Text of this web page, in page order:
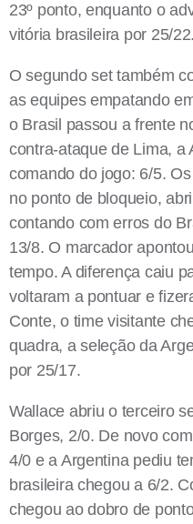
23º ponto, enquanto o
vitória brasileira por 25/22.
O segundo set também
as equipes empatando
o Brasil passou a frente
contra-ataque de Lima, a
comando do jogo: 6/5.
no ponto de bloqueio,
contando com erros do
13/8. O marcador
tempo. A diferença caiu
voltaram a pontuar e
Conte, o time visitante
quadra, a seleção da
por 25/17.
Wallace abriu o terceiro
Borges, 2/0. De novo
4/0 e a Argentina pediu
brasileira chegou a 6/2.
chegou ao dobro de